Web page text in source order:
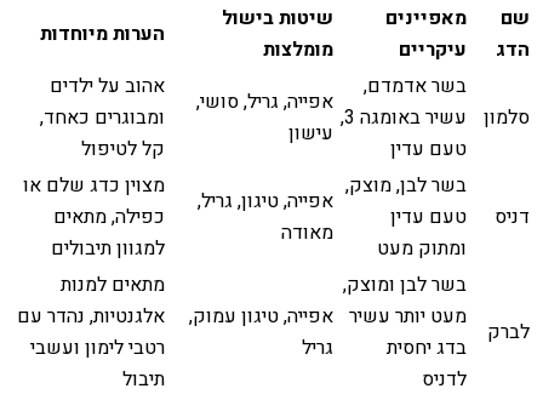
שם
הדג
מאפיינים
עיקריים
שיטות בישול
מומלצות
הערות מיוחדות
סלמון
בשר אדמדם,
עשיר באומגה 3,
טעם עדין
אפייה, גריל, סושי,
עישון
אהוב על ילדים
ומבוגרים כאחד,
קל לטיפול
דניס
בשר לבן, מוצק,
טעם עדין
ומתוק מעט
אפייה, טיגון, גריל,
מאודה
מצוין כדג שלם או
כפילה, מתאים
למגוון תיבולים
לברק
בשר לבן ומוצק,
מעט יותר עשיר
בדג יחסית
לדניס
אפייה, טיגון עמוק,
גריל
מתאים למנות
אלגנטיות, נהדר עם
רטבי לימון ועשבי
תיבול